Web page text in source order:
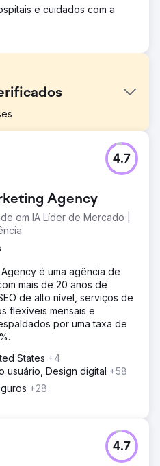
e cuidados com a
melhorar sua presença on-
encontrar, entrar em
e altas taxas de
e eficácia.
e intuitivo com texto
otimização de SEO,
visuais atraentes para
do usuário.
altas visualizações
recurso confiável, tornou-
pessoas que procuram
Agency
em IA Líder de Mercado |
4.7
é uma agência de
mais de 20 anos de
de alto nível, serviços de
flexíveis mensais e
por uma taxa de
States +4
usuário, Design digital +58
+28
4.7